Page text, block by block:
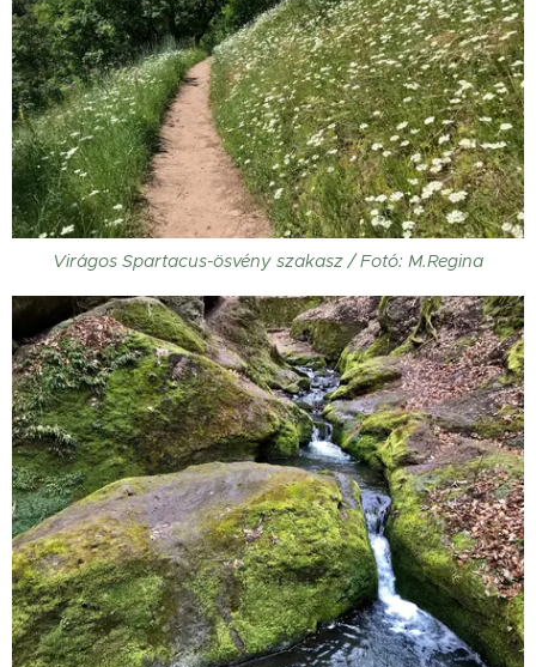
Virágos Spartacus-ösvény szakasz / Fotó: M.Regina